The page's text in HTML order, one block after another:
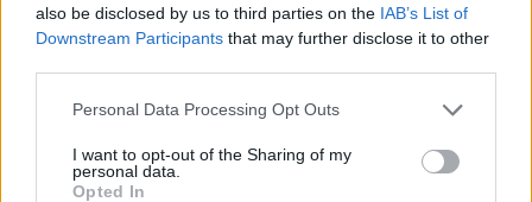
also be disclosed by us to third parties on the IAB’s List of
Downstream Participants that may further disclose it to other
Personal Data Processing Opt Outs
I want to opt-out of the Sharing of my
personal data.
Opted In
9,8
Hofer Peuerbach, Grieskirchner Straße 8, 02
Grieskirchner Straße 8
0,42
10,0
P&R Bahnhof - 4722 Peuerbach
Bahnhofstraße 42